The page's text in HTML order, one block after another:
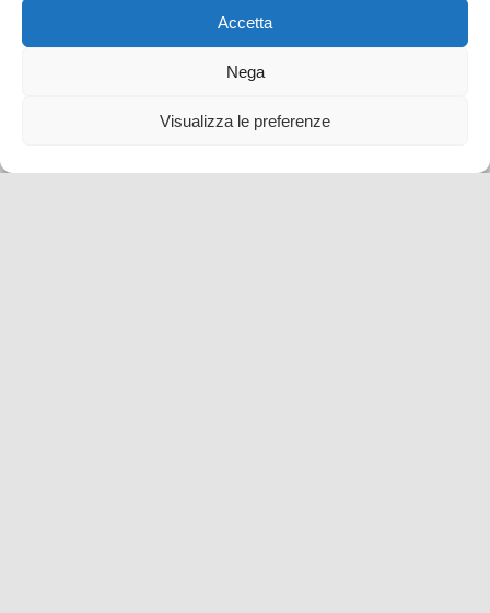
Accetta
Nega
Visualizza le preferenze